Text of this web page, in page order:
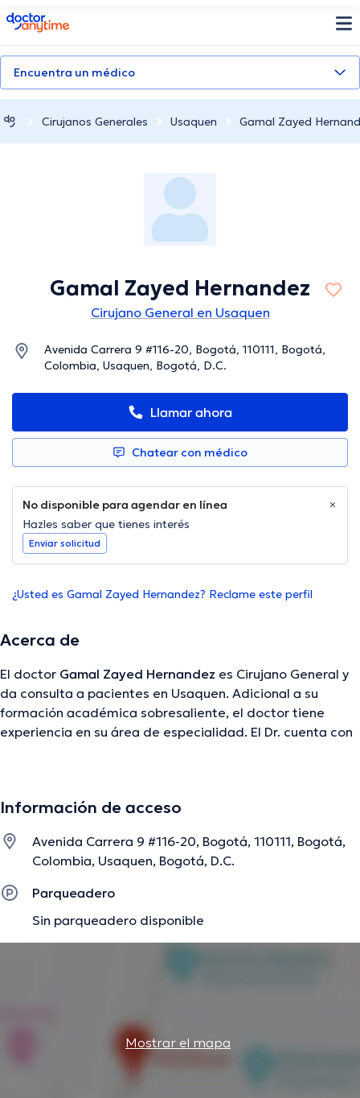
doctoranytime
Encuentra un médico
Cirujanos Generales Usaquen Gamal Zayed
Gamal Zayed Hernandez
Cirujano General en Usaquen
Avenida Carrera 9 #116-20, Bogotá, 110111, Bogotá,
Colombia, Usaquen, Bogotá, D.C.
Llamar ahora
Chatear con médico
No disponible para agendar en línea
Hazles saber que tienes interés
Enviar solicitud
¿Usted es Gamal Zayed Hernandez? Reclame este perfil
Acerca de
El doctor Gamal Zayed Hernandez es Cirujano General y
da consulta a pacientes en Usaquen. Adicional a su
formación académica sobresaliente, el doctor tiene
experiencia en su área de especialidad. El Dr. cuenta con
Zayed Hernandez ha participado en diversas
su temática de especialización y ha publicado diversos
comunicados. Es importante resaltar que, el especialista
puede hablar en Español.
Información de acceso
Avenida Carrera 9 #116-20, Bogotá, 110111, Bogotá,
Colombia, Usaquen, Bogotá, D.C.
Parqueadero
Sin parqueadero disponible
Mostrar el mapa